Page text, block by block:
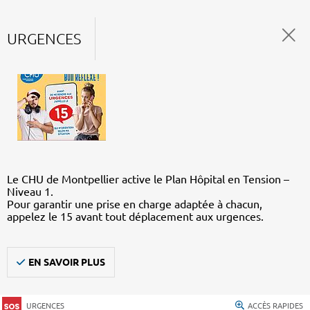
URGENCES
Le CHU de Montpellier active le Plan Hôpital en Tension –
Niveau 1.
Pour garantir une prise en charge adaptée à chacun,
appelez le 15 avant tout déplacement aux urgences.
EN SAVOIR PLUS
URGENCES ACCÈS RAPIDES